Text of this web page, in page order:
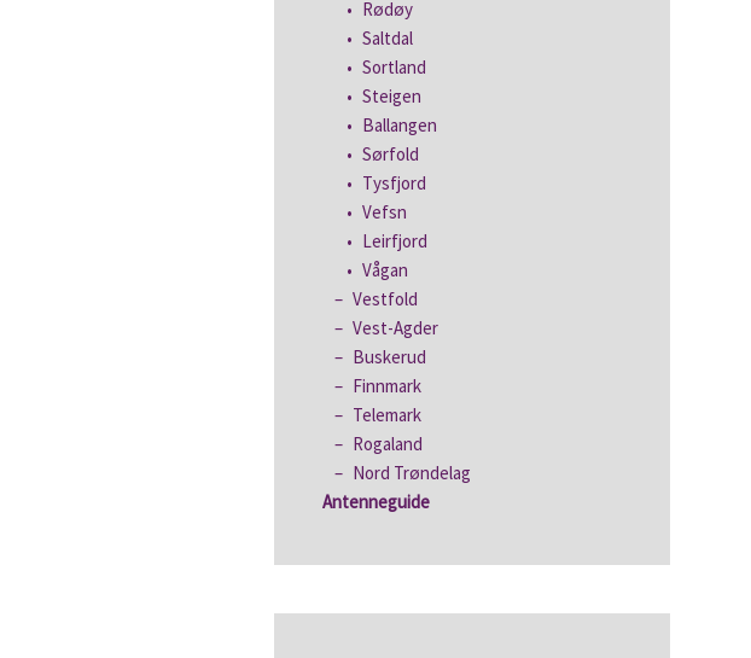
Rødøy
Saltdal
Sortland
Steigen
Ballangen
Sørfold
Tysfjord
Vefsn
Leirfjord
Vågan
Vestfold
Vest-Agder
Buskerud
Finnmark
Telemark
Rogaland
Nord Trøndelag
Antenneguide